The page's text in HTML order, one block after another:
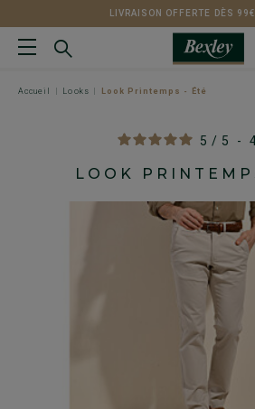
LIVRAISON OFFERTE DÈS
Accueil Looks Look Printemps - Été
5 / 5 -
LOOK